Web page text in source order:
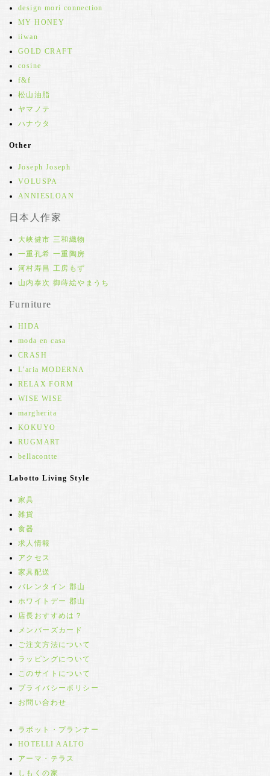
design mori connection
MY HONEY
iiwan
GOLD CRAFT
cosine
f&f
松山油脂
ヤマノテ
ハナウタ
Other
Joseph Joseph
VOLUSPA
ANNIESLOAN
日本人作家
大峡健市 三和織物
一重孔希 一重陶房
河村寿昌 工房もず
山内泰次 御蒔絵やまうち
Furniture
HIDA
moda en casa
CRASH
L'aria MODERNA
RELAX FORM
WISE WISE
margherita
KOKUYO
RUGMART
bellacontte
Labotto Living Style
家具
雑貨
食器
求人情報
アクセス
家具配送
バレンタイン 郡山
ホワイトデー 郡山
店長おすすめは？
メンバーズカード
ご注文方法について
ラッピングについて
このサイトについて
プライバシーポリシー
お問い合わせ
ラボット・プランナー
HOTELLI AALTO
アーマ・テラス
しもくの家